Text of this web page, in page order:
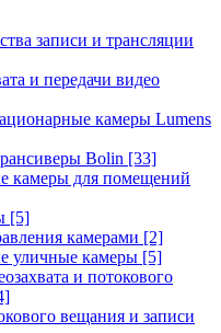
записи и трансляции
и передачи видео
камеры Lumens
Bolin [33]
камеры для помещений
[5]
камерами [2]
уличные камеры [5]
и потокового
вещания и записи